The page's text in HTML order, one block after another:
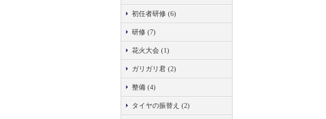
初任者研修 (6)
研修 (7)
花火大会 (1)
ガリガリ君 (2)
整備 (4)
タイヤの振替え (2)